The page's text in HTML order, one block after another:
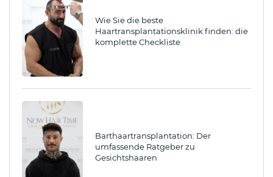
Wie Sie die beste
Haartransplantationsklinik finden: die
komplette Checkliste
Barthaartransplantation: Der
umfassende Ratgeber zu
Gesichtshaaren